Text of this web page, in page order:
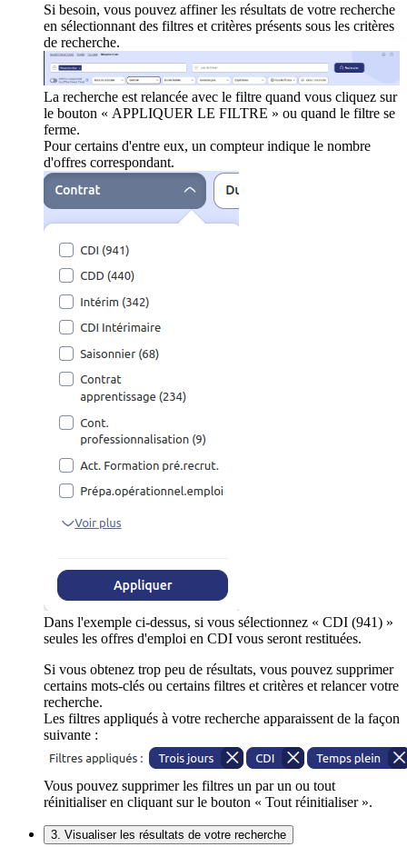
Si besoin, vous pouvez affiner les résultats de votre recherche
en sélectionnant des filtres et critères présents sous les critères
de recherche.
La recherche est relancée avec le filtre quand vous cliquez sur
le bouton « APPLIQUER LE FILTRE » ou quand le filtre se
ferme.
Pour certains d'entre eux, un compteur indique le nombre
d'offres correspondant.
Dans l'exemple ci-dessus, si vous sélectionnez « CDI (941) »
seules les offres d'emploi en CDI vous seront restituées.
Si vous obtenez trop peu de résultats, vous pouvez supprimer
certains mots-clés ou certains filtres et critères et relancer votre
recherche.
Les filtres appliqués à votre recherche apparaissent de la façon
suivante :
Vous pouvez supprimer les filtres un par un ou tout
réinitialiser en cliquant sur le bouton « Tout réinitialiser ».
3. Visualiser les résultats de votre recherche